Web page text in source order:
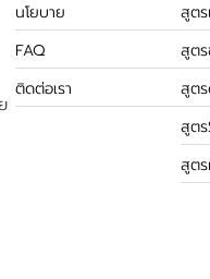
นโยบาย
FAQ
ติดต่อเรา
สูตร
สูต
สูต
สูต
สูต